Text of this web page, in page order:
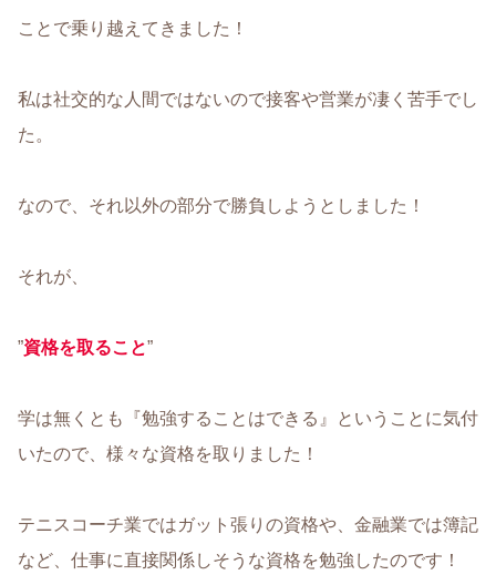
ことで乗り越えてきました！
私は社交的な人間ではないので接客や営業が凄く苦手でし
た。
なので、それ以外の部分で勝負しようとしました！
それが、
”資格を取ること”
学は無くとも『勉強することはできる』ということに気付
いたので、様々な資格を取りました！
テニスコーチ業ではガット張りの資格や、金融業では簿記
など、仕事に直接関係しそうな資格を勉強したのです！